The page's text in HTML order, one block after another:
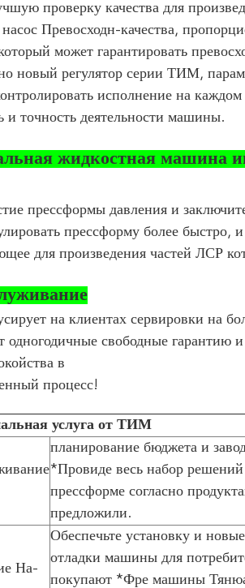
проверку качества для
Превосходн-качества,
может гарантировать
новый регулятор серии ТИМ,
исполнение на
и точность деятельности машины.
жидкостная машина
прессформы давления и
прессформу более быстро,
для произведения частей ЛСР
на клиентах сервировки на
одногодичные свободные
в
процесс!
услуга от ТИМ
планирование бюджета и
*Провиде весь набор
прессформе согласно
предложили.
На-
Обеспечьте установку и
отладки машины для
покупают *Фре машины